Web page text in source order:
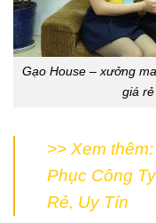
Gạo House – xưởng
giá
>> Xem thêm:
Phục Công
Rẻ, Uy Tín